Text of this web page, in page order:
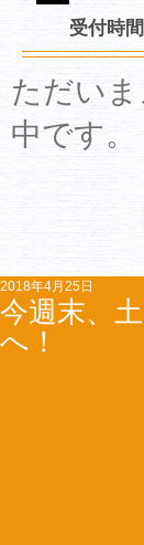
受付時
ただい
中です。
今週末、
へ！
2018年4月25日